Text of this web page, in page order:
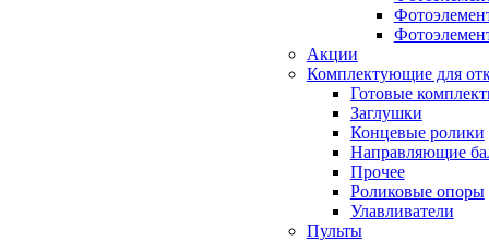
Акции
Комплектующие для
Готовые
Заглушки
Концевые ролики
Направляющие
Прочее
Роликовые опоры
Улавливатели
Пульты